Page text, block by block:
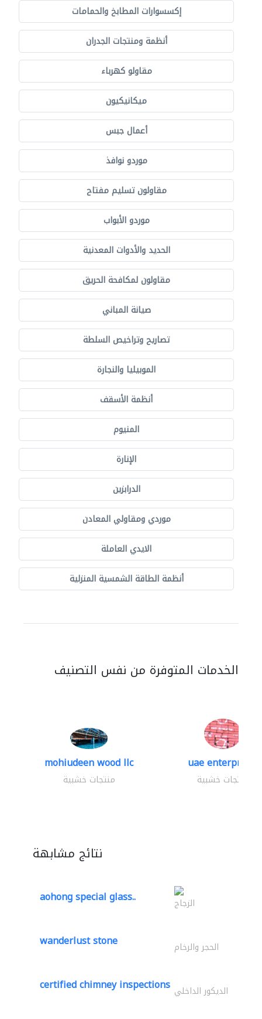
إكسسوارات المطابخ والحمامات
أنظمة ومنتجات الجدران
مقاولو كهرباء
ميكانيكيون
أعمال جبس
موردو نوافذ
مقاولون تسليم مفتاح
موردو الأبواب
الحديد والأدوات المعدنية
مقاولون لمكافحة الحريق
صيانة المباني
تصاريح وتراخيص السلطة
الموبيليا والنجارة
أنظمة الأسقف
المنيوم
الإنارة
الدرابزين
موردي ومقاولي المعادن
الايدي العاملة
أنظمة الطاقة الشمسية المنزلية
الخدمات المتوفرة من نفس التصنيف
mohiudeen wood llc
منتجات خشبية
uae enterprises
منتجات خشبية
نتائج مشابهة
aohong special glass.. الزجاج
wanderlust stone الحجر والرخام
certified chimney inspections الديكور الداخلي